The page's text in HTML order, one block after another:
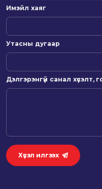
Имэйл хаяг
Утасны дугаар
Дэлгэрэнгүй санал хүсэлт,
Хүсэл илгээх